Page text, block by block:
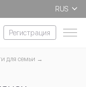
RUS
EN
Регистрация
для семьи